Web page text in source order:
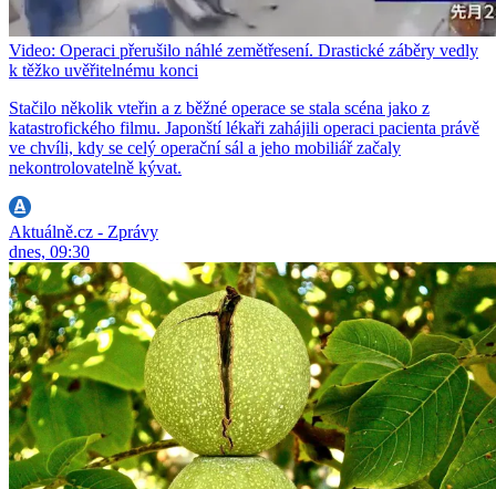
Video: Operaci přerušilo náhlé zemětřesení. Drastické záběry vedly
k těžko uvěřitelnému konci
Stačilo několik vteřin a z běžné operace se stala scéna jako z
katastrofického filmu. Japonští lékaři zahájili operaci pacienta právě
ve chvíli, kdy se celý operační sál a jeho mobiliář začaly
nekontrolovatelně kývat.
Aktuálně.cz - Zprávy
dnes, 09:30